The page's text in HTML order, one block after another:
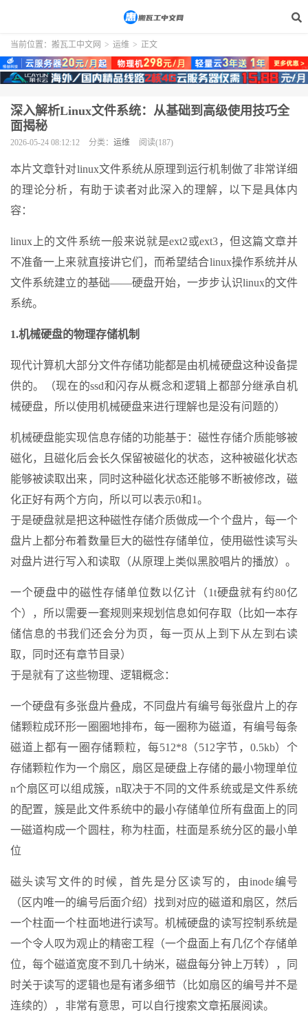
当前位置： 搬瓦工中文网 > 运维 > 正文
深入解析Linux文件系统：从基础到高级使用技巧全
面揭秘
2026-05-24 08:12:12 分类： 运维 阅读(187)
本片文章针对linux文件系统从原理到运行机制做了非常详细
的理论分析，有助于读者对此深入的理解，以下是具体内
容：
linux上的文件系统一般来说就是ext2或ext3，但这篇文章并
不准备一上来就直接讲它们，而希望结合linux操作系统并从
文件系统建立的基础——硬盘开始，一步步认识linux的文件
系统。
1.机械硬盘的物理存储机制
现代计算机大部分文件存储功能都是由机械硬盘这种设备提
供的。（现在的ssd和闪存从概念和逻辑上都部分继承自机
械硬盘，所以使用机械硬盘来进行理解也是没有问题的）
机械硬盘能实现信息存储的功能基于：磁性存储介质能够被
磁化，且磁化后会长久保留被磁化的状态，这种被磁化状态
能够被读取出来，同时这种磁化状态还能够不断被修改，磁
化正好有两个方向，所以可以表示0和1。
于是硬盘就是把这种磁性存储介质做成一个个盘片，每一个
盘片上都分布着数量巨大的磁性存储单位，使用磁性读写头
对盘片进行写入和读取（从原理上类似黑胶唱片的播放）。
一个硬盘中的磁性存储单位数以亿计（1t硬盘就有约80亿
个），所以需要一套规则来规划信息如何存取（比如一本存
储信息的书我们还会分为页，每一页从上到下从左到右读
取，同时还有章节目录）
于是就有了这些物理、逻辑概念：
一个硬盘有多张盘片叠成，不同盘片有编号每张盘片上的存
储颗粒成环形一圈圈地排布，每一圈称为磁道，有编号每条
磁道上都有一圈存储颗粒，每512*8（512字节，0.5kb）个
存储颗粒作为一个扇区，扇区是硬盘上存储的最小物理单位
n个扇区可以组成簇，n取决于不同的文件系统或是文件系统
的配置，簇是此文件系统中的最小存储单位所有盘面上的同
一磁道构成一个圆柱，称为柱面，柱面是系统分区的最小单
位
磁头读写文件的时候，首先是分区读写的，由inode编号
（区内唯一的编号后面介绍）找到对应的磁道和扇区，然后
一个柱面一个柱面地进行读写。机械硬盘的读写控制系统是
一个令人叹为观止的精密工程（一个盘面上有几亿个存储单
位，每个磁道宽度不到几十纳米，磁盘每分钟上万转），同
时关于读写的逻辑也是有诸多细节（比如扇区的编号并不是
连续的），非常有意思，可以自行搜索文章拓展阅读。